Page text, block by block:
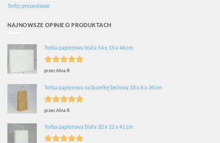
Torby prezentowe
NAJNOWSZE OPINIE O PRODUKTACH
Torba papierowa biała 54 x 15 x 46 cm
Oceniono
przez Alina R
Torba papierowa na butelkę beżowa 18 x 8 x 34 cm
Oceniono
przez Alina R
Torba papierowa biała 32 x 12 x 41 cm